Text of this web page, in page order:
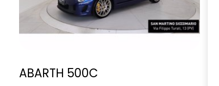
ABARTH 500C